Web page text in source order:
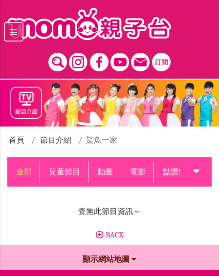
首頁 節目介紹 鯊魚一家
全部 兒童節目 動畫 電影 點讚!升級中
查無此節目資訊～
BACK
顯示網站地圖